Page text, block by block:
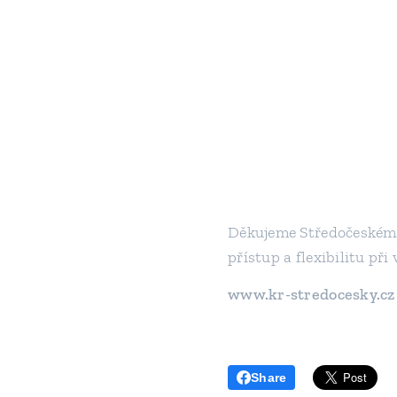
Děkujeme
přístup a flexibilitu při
www.kr-stredocesky.cz
Share